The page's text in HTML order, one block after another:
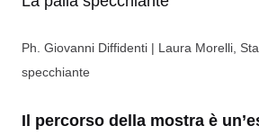
Ph. Giovanni Diffidenti | Laura Morelli,
specchiante
Il percorso della mostra è